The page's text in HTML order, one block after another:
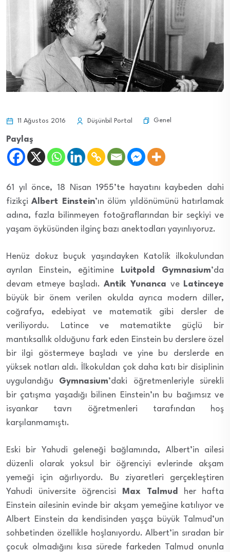
11 Ağustos 2016 Düşünbil Portal Genel
Paylaş
61 yıl önce, 18 Nisan 1955’te hayatını kaybeden dahi
fizikçiAlbert Einstein’ın ölüm yıldönümünü hatırlamak
adına, fazla bilinmeyen fotoğraflarından bir seçkiyi ve
yaşam öyküsünden ilginç bazı anektodları yayınlıyoruz.
Henüz dokuz buçuk yaşındayken Katolik ilkokulundan
ayrılan Einstein, eğitimine
Luitpold Gymnasium’da
devam etmeye başladı. Antik Yunanca ve Latinceye
büyük bir önem verilen okulda ayrıca modern diller,
coğrafya, edebiyat ve matematik gibi dersler de
veriliyordu. Latince ve matematikte güçlü bir
mantıksallık olduğunu fark eden Einstein bu derslere özel
bir ilgi göstermeye başladı ve yine bu derslerde en
yüksek notları aldı. İlkokuldan çok daha katı bir disiplinin
uygulandığu Gymnasium’daki öğretmenleriyle sürekli
bir çatışma yaşadığı bilinen Einstein’ın bu bağımsız ve
isyankar tavrı öğretmenleri tarafından hoş
karşılanmamıştı.
Eski bir Yahudi geleneği bağlamında, Albert’in ailesi
düzenli olarak yoksul bir öğrenciyi evlerinde akşam
yemeği için ağırlıyordu. Bu ziyaretleri gerçekleştiren
Yahudi üniversite öğrencisi
Max Talmud
her hafta
Einstein ailesinin evinde bir akşam yemeğine katılıyor ve
Albert Einstein da kendisinden yaşça büyük Talmud’un
sohbetinden özellikle hoşlanıyordu. Albert’in sıradan bir
çocuk olmadığını kısa sürede farkeden Talmud onunla